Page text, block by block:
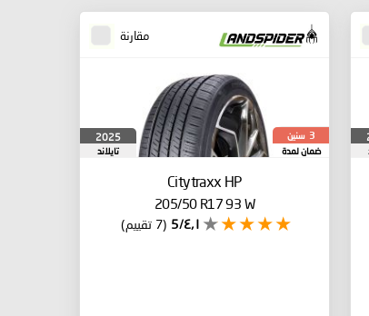
مقارنة
3 سنين
ضمان لمدة
2025
تايلاند
Citytraxx HP
205/50 R17 93 W
٤٫١/5 (7 تقييم)